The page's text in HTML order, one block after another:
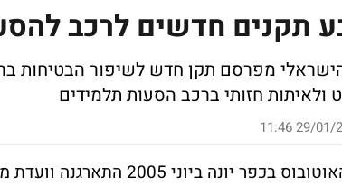
תקנים חדשים לרכב
מפרסם תקן חדש לשיפור הבטיחות
ולאיתות חזותי ברכב הסעות תלמידים
29/01/
בעקבות אסון האוטובוס בכפר